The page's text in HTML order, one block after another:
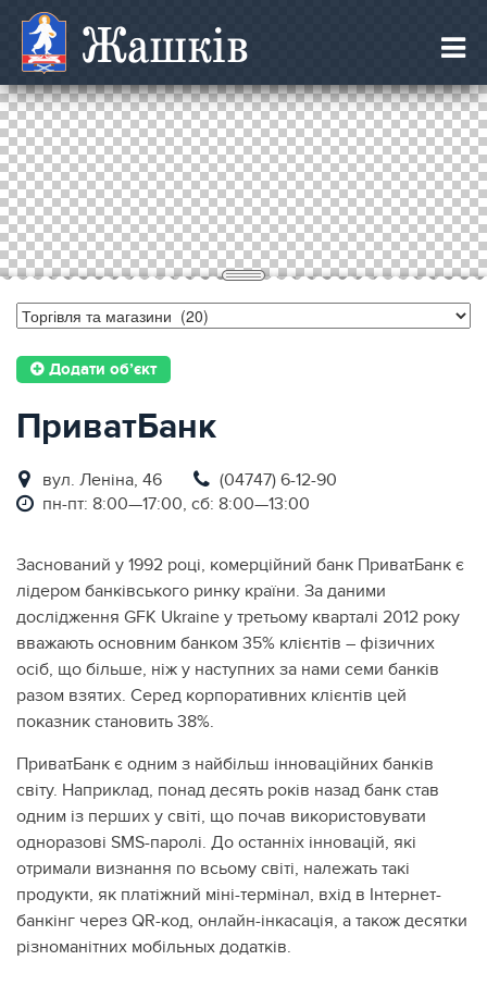
Жашків
Додати об’єкт
ПриватБанк
вул. Ленiна, 46
(04747) 6-12-90
пн-пт: 8:00—17:00, сб: 8:00—13:00
Заснований у 1992 році, комерційний банк ПриватБанк є
лідером банківського ринку країни. За даними
дослідження GFK Ukraine у третьому кварталі 2012 року
вважають основним банком 35% клієнтів – фізичних
осіб, що більше, ніж у наступних за нами семи банків
разом взятих. Серед корпоративних клієнтів цей
показник становить 38%.
ПриватБанк є одним з найбільш інноваційних банків
світу. Наприклад, понад десять років назад банк став
одним із перших у світі, що почав використовувати
одноразові SMS-паролі. До останніх інновацій, які
отримали визнання по всьому світі, належать такі
продукти, як платіжний міні-термінал, вхід в Інтернет-
банкінг через QR-код, онлайн-інкасація, а також десятки
різноманітних мобільных додатків.